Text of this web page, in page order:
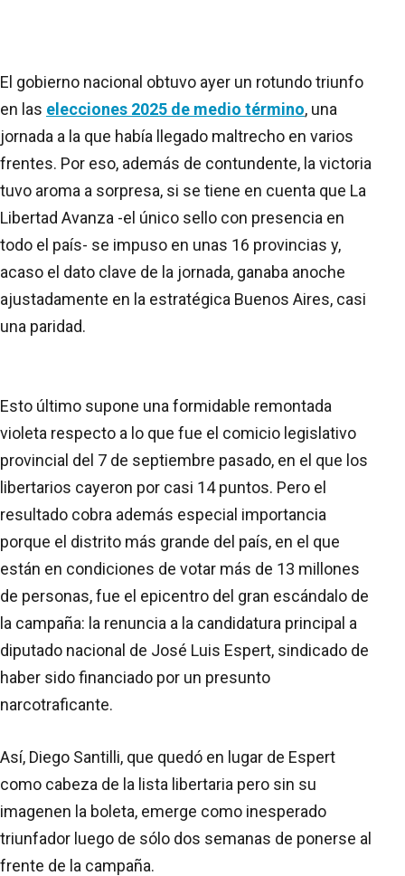
El gobierno nacional obtuvo ayer un rotundo triunfo
en las elecciones 2025 de medio término, una
jornada a la que había llegado maltrecho en varios
frentes. Por eso, además de contundente, la victoria
tuvo aroma a sorpresa, si se tiene en cuenta que La
Libertad Avanza -el único sello con presencia en
todo el país- se impuso en unas 16 provincias y,
acaso el dato clave de la jornada, ganaba anoche
ajustadamente en la estratégica Buenos Aires, casi
una paridad.
Esto último supone una formidable remontada
violeta respecto a lo que fue el comicio legislativo
provincial del 7 de septiembre pasado, en el que los
libertarios cayeron por casi 14 puntos. Pero el
resultado cobra además especial importancia
porque el distrito más grande del país, en el que
están en condiciones de votar más de 13 millones
de personas, fue el epicentro del gran escándalo de
la campaña: la renuncia a la candidatura principal a
diputado nacional de José Luis Espert, sindicado de
haber sido financiado por un presunto
narcotraficante.
Así, Diego Santilli, que quedó en lugar de Espert
como cabeza de la lista libertaria pero sin su
imagenen la boleta, emerge como inesperado
triunfador luego de sólo dos semanas de ponerse al
frente de la campaña.